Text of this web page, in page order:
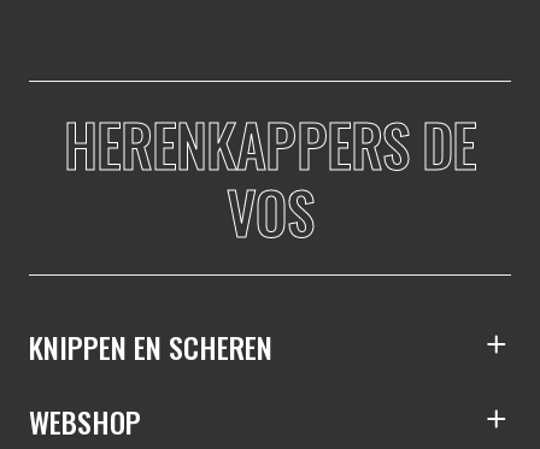
HERENKAPPERS DE
VOS
KNIPPEN EN SCHEREN
WEBSHOP